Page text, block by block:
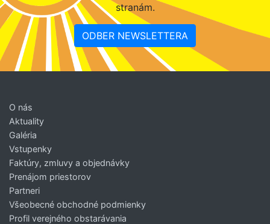
stranám.
ODBER NEWSLETTERA
O nás
Aktuality
Galéria
Vstupenky
Faktúry, zmluvy a objednávky
Prenájom priestorov
Partneri
Všeobecné obchodné podmienky
Profil verejného obstarávania